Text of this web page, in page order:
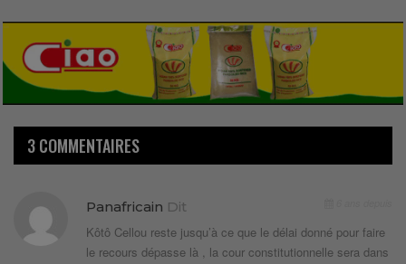
3 COMMENTAIRES
Panafricain Dit
Kôtô Cellou reste jusqu’à ce que le délai donné pour faire
le recours dépasse là , la cour constitutionnelle sera dans